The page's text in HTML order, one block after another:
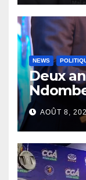
NEWS
Deux
défend
sécurité
AOÛT 8,